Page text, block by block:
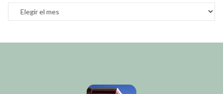
Archivos